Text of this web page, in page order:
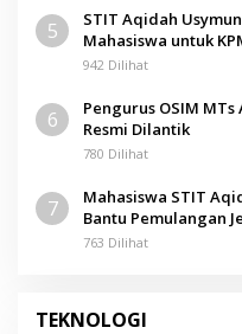
5
STIT Aqidah
Mahasiswa untuk
942 Dilihat
6
Pengurus OSIM MTs
Resmi Dilantik
780 Dilihat
7
Mahasiswa STIT
Bantu Pemulangan
763 Dilihat
TEKNOLOGI